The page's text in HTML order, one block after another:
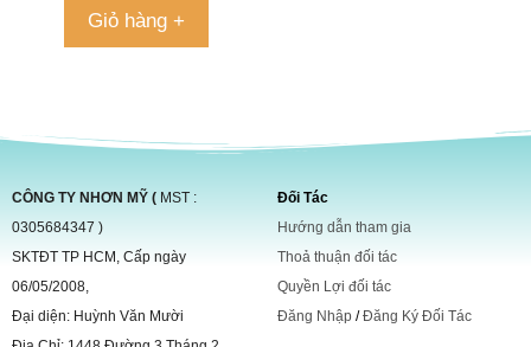
Giỏ hàng +
CÔNG TY NHƠN MỸ ( MST :
0305684347 )
SKTĐT TP HCM, Cấp ngày
06/05/2008,
Đại diện: Huỳnh Văn Mười
Đối Tác
Hướng dẫn tham gia
Thoả thuận đối tác
Quyền Lợi đối tác
Đăng Nhập /Đăng Ký Đối Tác